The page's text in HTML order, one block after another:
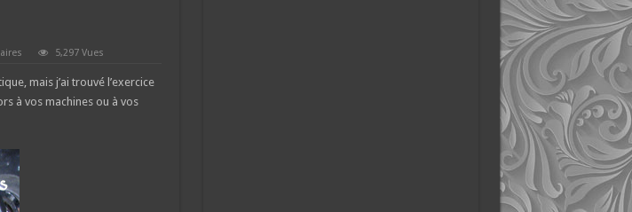
5,297 Vues
mais j’ai trouvé l’exercice
à vos machines ou à vos